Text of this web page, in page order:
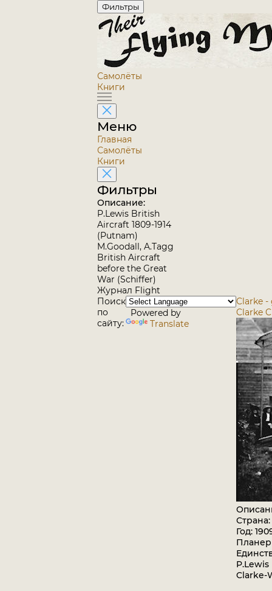
Фильтры
Самолёты
Книги
Меню
Главная
Самолёты
Книги
Фильтры
Описание:
P.Lewis British
Aircraft 1809-1914
(Putnam)
M.Goodall, A.Tagg
British Aircraft
before the Great
War (Schiffer)
Журнал Flight
Поиск
по
сайту:
Powered by
Translate
Clarke -
Clarke
Год:
Планер
Clarke-